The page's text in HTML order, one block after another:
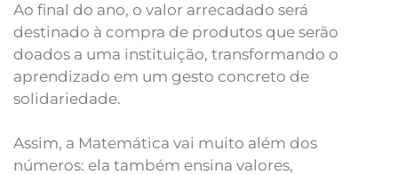
Ao final do ano, o valor arrecadado será
destinado à compra de produtos que serão
doados a uma instituição, transformando o
aprendizado em um gesto concreto de
solidariedade.
Assim, a Matemática vai muito além dos
números: ela também ensina valores,